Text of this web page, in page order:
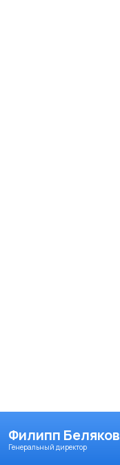
Генеральный директор
Филипп Беляков